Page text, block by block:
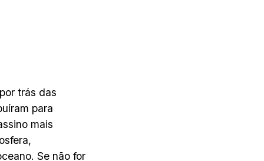
trás das
para
mais
Se não for